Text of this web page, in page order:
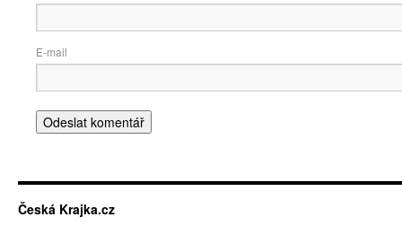
E-
Česká Krajka.cz